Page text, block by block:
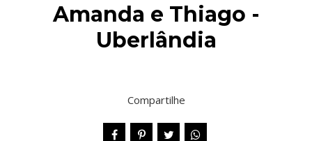
Amanda e Thiago -
Uberlândia
Compartilhe